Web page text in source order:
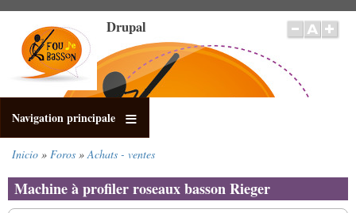
contenido
principal
Drupal
Navigation principale
enlaces
de
Inicio Foros Achats - ventes
Machine à profiler roseaux basson Rieger